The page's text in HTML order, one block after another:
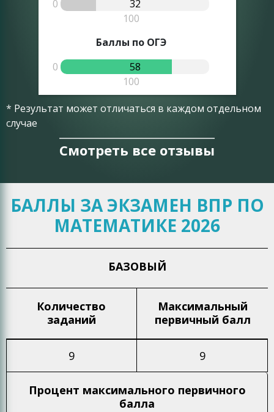
0
32
100
Баллы по ОГЭ
0
58
100
* Результат может отличаться в каждом отдельном
случае
Смотреть все отзывы
БАЛЛЫ ЗА ЭКЗАМЕН ВПР ПО
МАТЕМАТИКЕ 2026
БАЗОВЫЙ
Количество
заданий
Максимальный
первичный балл
9 9
Процент максимального первичного
балла